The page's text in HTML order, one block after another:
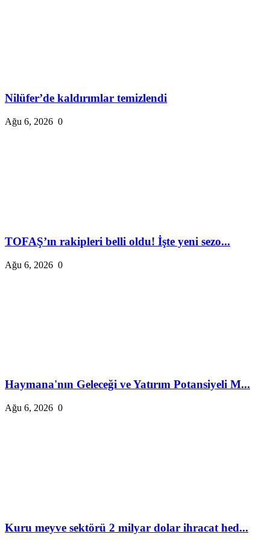
Nilüfer’de kaldırımlar temizlendi
Ağu 6, 2026 0
TOFAŞ’ın rakipleri belli oldu! İşte yeni sezo...
Ağu 6, 2026 0
Haymana'nın Geleceği ve Yatırım Potansiyeli M...
Ağu 6, 2026 0
Kuru meyve sektörü 2 milyar dolar ihracat hed...